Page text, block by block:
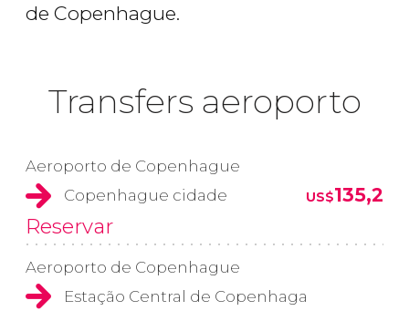
de Copenhague.
Transfers aeroporto
Aeroporto de Copenhague
Copenhague cidade
US$135,2
Reservar
Aeroporto de Copenhague
Estação Central de Copenhaga